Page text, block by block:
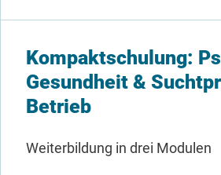
Kompaktschulung:
Gesundheit &
Betrieb
Weiterbildung in drei Modulen